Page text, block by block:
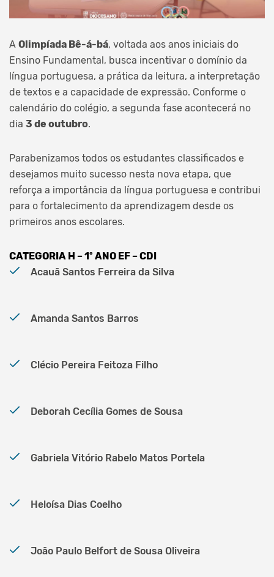
A Olimpíada Bê-á-bá, voltada aos anos iniciais do
Ensino Fundamental, busca incentivar o domínio da
língua portuguesa, a prática da leitura, a interpretação
de textos e a capacidade de expressão. Conforme o
calendário do colégio, a segunda fase acontecerá no
dia 3 de outubro.
Parabenizamos todos os estudantes classificados e
desejamos muito sucesso nesta nova etapa, que
reforça a importância da língua portuguesa e contribui
para o fortalecimento da aprendizagem desde os
primeiros anos escolares.
CATEGORIA H – 1º ANO EF – CDI
Acauã Santos Ferreira da Silva
Amanda Santos Barros
Clécio Pereira Feitoza Filho
Deborah Cecília Gomes de Sousa
Gabriela Vitório Rabelo Matos Portela
Heloísa Dias Coelho
João Paulo Belfort de Sousa Oliveira